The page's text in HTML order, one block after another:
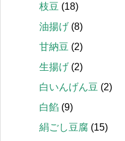
枝豆 (18)
油揚げ (8)
甘納豆 (2)
生揚げ (2)
白いんげん豆 (2)
白餡 (9)
絹ごし豆腐 (15)